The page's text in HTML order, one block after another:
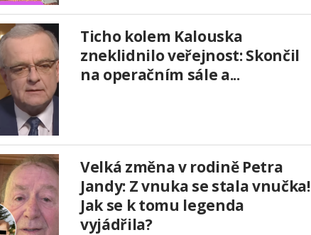
Ticho kolem Kalouska
zneklidnilo veřejnost: Skončil
na operačním sále a...
Velká změna v rodině Petra
Jandy: Z vnuka se stala vnučka!
Jak se k tomu legenda
vyjádřila?